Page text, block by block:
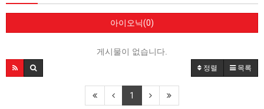
아이오닉(0)
게시물이 없습니다.
정렬 목록
1